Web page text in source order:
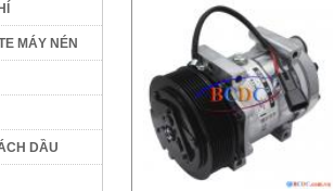
MÁY NÉN
DẦU